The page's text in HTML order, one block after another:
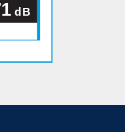
71 dB